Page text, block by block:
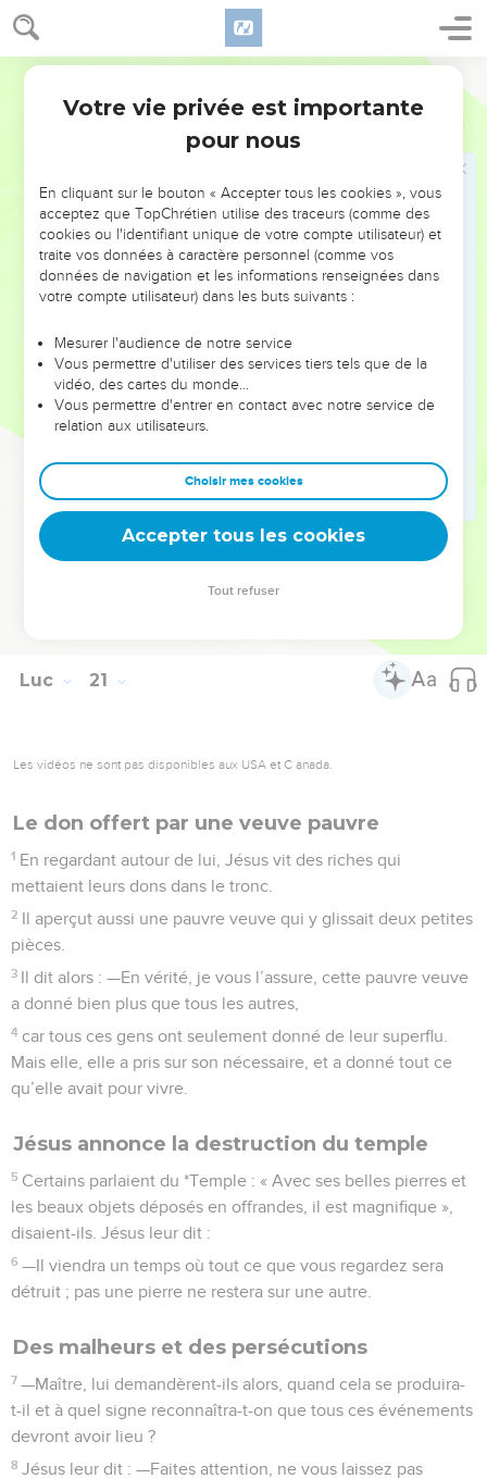
20
l’on dise que le *Messie doit être un descendant de *David ?
Car David lui-même déclare dans le livre des Psaumes : Le
Seigneur a dit à mon Seigneur : Viens siéger à ma droite,
jusqu’à ce que j’aie mis tes ennemis comme un escabeau
peut-il être son descendant ?
Jésus met en garde contre les maîtres de la
—Gardez-vous des spécialistes de la Loi qui aiment à
parader en costumes de cérémonie, qui affectionnent qu’on
les salue sur les places publiques, qui veulent les sièges
d’honneur dans les *synagogues et les meilleures places
Ils dépouillent les veuves de leurs biens tout en faisant de
longues prières pour l’apparence. Leur condamnation n’en
sera que plus sévère.
La Bible Du Semeur Copyright © 1992, 1999 by Biblica, Inc.® Used by permission.
Luc 21
Les vidéos ne sont pas disponibles aux USA et C anada.
Le don offert par une veuve pauvre
1 En regardant autour de lui, Jésus vit des riches qui
mettaient leurs dons dans le tronc.
2 Il aperçut aussi une pauvre veuve qui y glissait deux petites
pièces.
3 Il dit alors : —En vérité, je vous l’assure, cette pauvre veuve
a donné bien plus que tous les autres,
4 car tous ces gens ont seulement donné de leur superflu.
Mais elle, elle a pris sur son nécessaire, et a donné tout ce
qu’elle avait pour vivre.
Jésus annonce la destruction du temple
5 Certains parlaient du *Temple : « Avec ses belles pierres et
les beaux objets déposés en offrandes, il est magnifique »,
disaient-ils. Jésus leur dit :
6 —Il viendra un temps où tout ce que vous regardez sera
détruit ; pas une pierre ne restera sur une autre.
Des malheurs et des persécutions
7 —Maître, lui demandèrent-ils alors, quand cela se produira-
t-il et à quel signe reconnaîtra-t-on que tous ces événements
devront avoir lieu ?
8 Jésus leur dit : —Faites attention, ne vous laissez pas
Votre vie privée est importante
pour nous
En cliquant sur le bouton « Accepter tous les cookies », vous
acceptez que TopChrétien utilise des traceurs (comme des
cookies ou l'identifiant unique de votre compte utilisateur) et
traite vos données à caractère personnel (comme vos
données de navigation et les informations renseignées dans
votre compte utilisateur) dans les buts suivants :
Mesurer l'audience de notre service
Vous permettre d'utiliser des services tiers tels que de la
vidéo, des cartes du monde…
Vous permettre d'entrer en contact avec notre service de
relation aux utilisateurs.
Choisir mes cookies
Accepter tous les cookies
Tout refuser